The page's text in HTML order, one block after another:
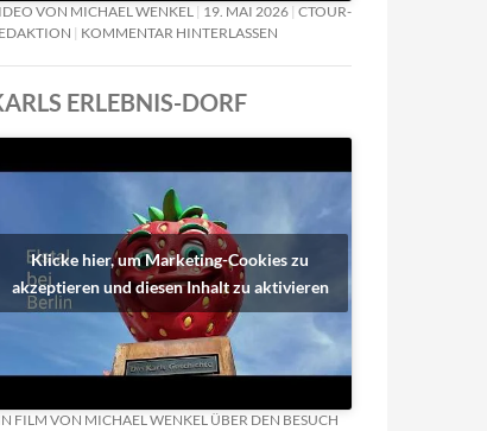
VON MICHAEL WENKEL 19. MAI 2026 CTOUR-
KOMMENTAR HINTERLASSEN
ERLEBNIS-DORF
Klicke hier, um Marketing-Cookies zu
akzeptieren und diesen Inhalt zu aktivieren
FILM VON MICHAEL WENKEL ÜBER DEN BESUCH